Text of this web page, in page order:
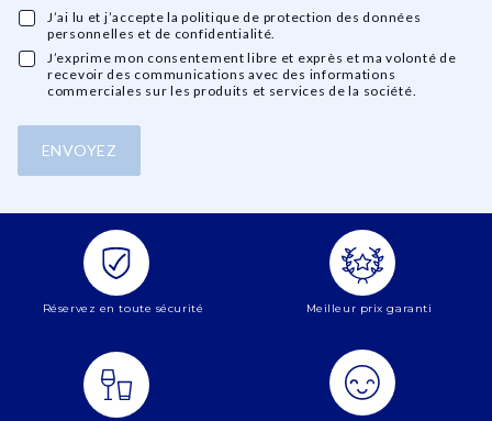
J’ai lu et j’accepte la politique de protection des données
personnelles et de confidentialité.
J’exprime mon consentement libre et exprès et ma volonté de
recevoir des communications avec des informations
commerciales sur les produits et services de la société.
Réservez en toute sécurité Meilleur prix garanti